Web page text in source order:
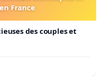
France
des couples et